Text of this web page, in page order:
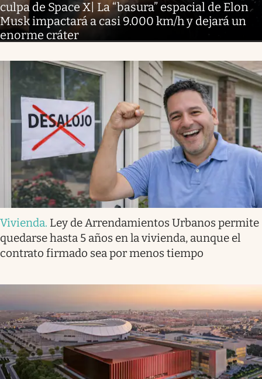
culpa de Space X| La “basura” espacial de Elon
Musk impactará a casi 9.000 km/h y dejará un
enorme cráter
Vivienda. Ley de Arrendamientos Urbanos permite
quedarse hasta 5 años en la vivienda, aunque el
contrato firmado sea por menos tiempo